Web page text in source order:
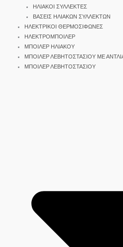
ΗΛΙΑΚΟΙ ΣΥΛΛΕΚΤΕΣ
ΒΑΣΕΙΣ ΗΛΙΑΚΩΝ ΣΥΛΛΕΚΤΩΝ
ΗΛΕΚΤΡΙΚΟΙ ΘΕΡΜΟΣΙΦΩΝΕΣ
ΗΛΕΚΤΡΟΜΠΟΙΛΕΡ
ΜΠΟΙΛΕΡ ΗΛΙΑΚΟΥ
ΜΠΟΙΛΕΡ ΛΕΒΗΤΟΣΤΑΣΙΟΥ ΜΕ
ΜΠΟΙΛΕΡ ΛΕΒΗΤΟΣΤΑΣΙΟΥ